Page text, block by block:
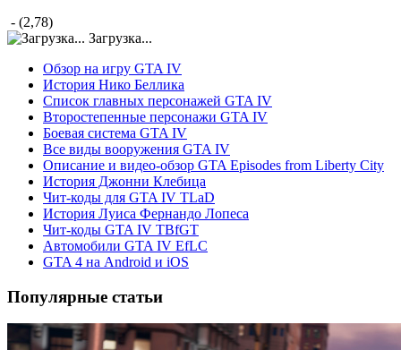
- (2,78)
Загрузка...
Обзор на игру GTA IV
История Нико Беллика
Список главных персонажей GTA IV
Второстепенные персонажи GTA IV
Боевая система GTA IV
Все виды вооружения GTA IV
Описание и видео-обзор GTA Episodes from Liberty City
История Джонни Клебица
Чит-коды для GTA IV TLaD
История Луиса Фернандо Лопеса
Чит-коды GTA IV TBfGT
Автомобили GTA IV EfLC
GTA 4 на Android и iOS
Популярные статьи